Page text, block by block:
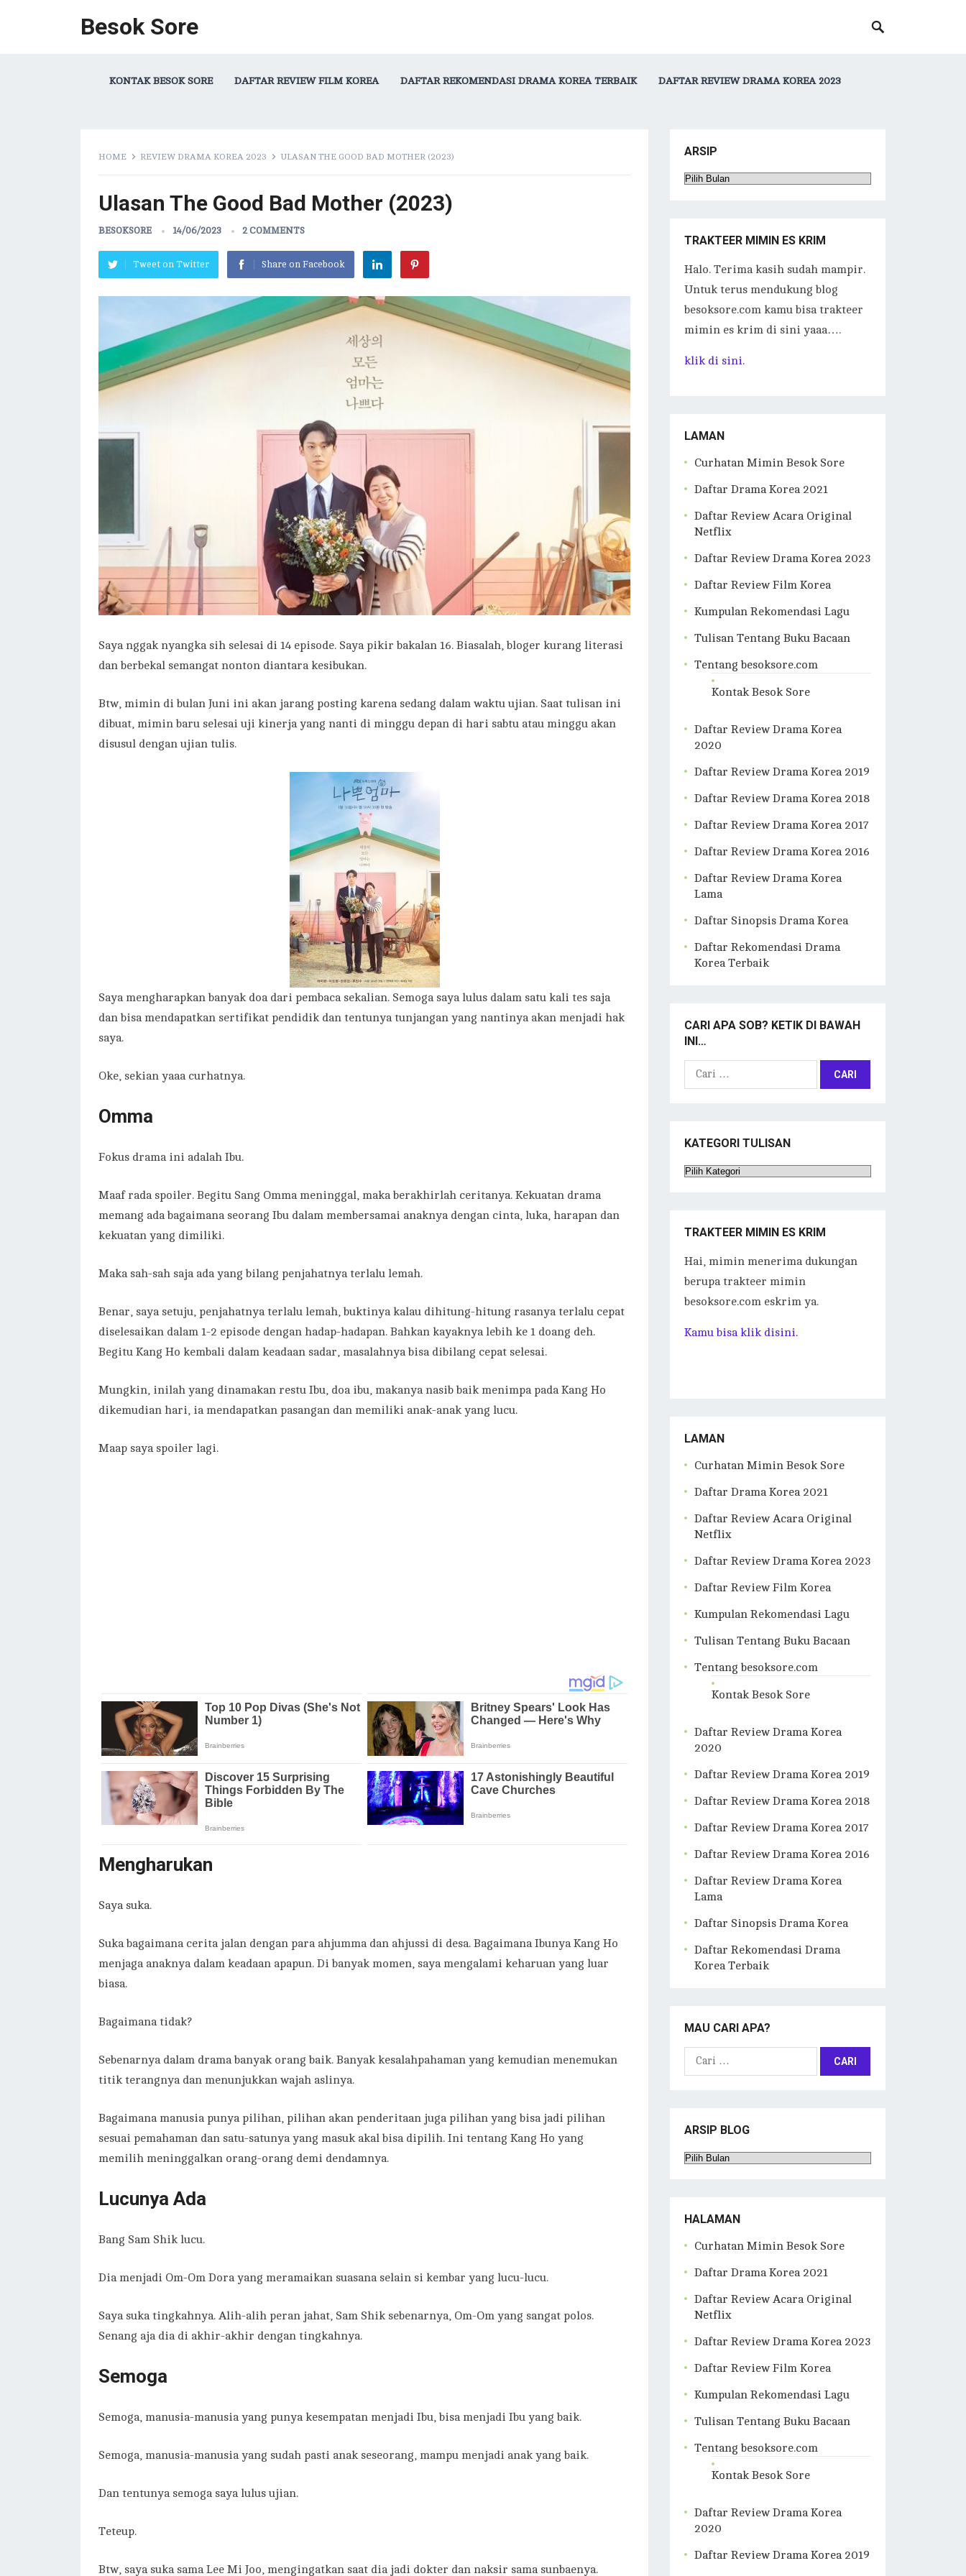
Besok Sore
KONTAK BESOK SORE DAFTAR REVIEW FILM KOREA DAFTAR REKOMENDASI DRAMA KOREA TERBAIK DAFTAR REVIEW DRAMA KOREA 2023
HOME REVIEW DRAMA KOREA 2023 ULASAN THE GOOD BAD MOTHER (2023)
Ulasan The Good Bad Mother (2023)
BESOKSORE 14/06/2023 2 COMMENTS
Tweet on Twitter Share on Facebook
Saya nggak nyangka sih selesai di 14 episode. Saya pikir bakalan 16. Biasalah, bloger kurang literasi
dan berbekal semangat nonton diantara kesibukan.
Btw, mimin di bulan Juni ini akan jarang posting karena sedang dalam waktu ujian. Saat tulisan ini
dibuat, mimin baru selesai uji kinerja yang nanti di minggu depan di hari sabtu atau minggu akan
disusul dengan ujian tulis.
Saya mengharapkan banyak doa dari pembaca sekalian. Semoga saya lulus dalam satu kali tes saja
dan bisa mendapatkan sertifikat pendidik dan tentunya tunjangan yang nantinya akan menjadi hak
saya.
Oke, sekian yaaa curhatnya.
Omma
Fokus drama ini adalah Ibu.
Maaf rada spoiler. Begitu Sang Omma meninggal, maka berakhirlah ceritanya. Kekuatan drama
memang ada bagaimana seorang Ibu dalam membersamai anaknya dengan cinta, luka, harapan dan
kekuatan yang dimiliki.
Maka sah-sah saja ada yang bilang penjahatnya terlalu lemah.
Benar, saya setuju, penjahatnya terlalu lemah, buktinya kalau dihitung-hitung rasanya terlalu cepat
diselesaikan dalam 1-2 episode dengan hadap-hadapan. Bahkan kayaknya lebih ke 1 doang deh.
Begitu Kang Ho kembali dalam keadaan sadar, masalahnya bisa dibilang cepat selesai.
Mungkin, inilah yang dinamakan restu Ibu, doa ibu, makanya nasib baik menimpa pada Kang Ho
dikemudian hari, ia mendapatkan pasangan dan memiliki anak-anak yang lucu.
Maap saya spoiler lagi.
Mengharukan
Saya suka.
Suka bagaimana cerita jalan dengan para ahjumma dan ahjussi di desa. Bagaimana Ibunya Kang Ho
menjaga anaknya dalam keadaan apapun. Di banyak momen, saya mengalami keharuan yang luar
biasa.
Bagaimana tidak?
Sebenarnya dalam drama banyak orang baik. Banyak kesalahpahaman yang kemudian menemukan
titik terangnya dan menunjukkan wajah aslinya.
Bagaimana manusia punya pilihan, pilihan akan penderitaan juga pilihan yang bisa jadi pilihan
sesuai pemahaman dan satu-satunya yang masuk akal bisa dipilih. Ini tentang Kang Ho yang
memilih meninggalkan orang-orang demi dendamnya.
Lucunya Ada
Bang Sam Shik lucu.
Dia menjadi Om-Om Dora yang meramaikan suasana selain si kembar yang lucu-lucu.
Saya suka tingkahnya. Alih-alih peran jahat, Sam Shik sebenarnya, Om-Om yang sangat polos.
Senang aja dia di akhir-akhir dengan tingkahnya.
Semoga
Semoga, manusia-manusia yang punya kesempatan menjadi Ibu, bisa menjadi Ibu yang baik.
Semoga, manusia-manusia yang sudah pasti anak seseorang, mampu menjadi anak yang baik.
Dan tentunya semoga saya lulus ujian.
Teteup.
Btw, saya suka sama Lee Mi Joo, mengingatkan saat dia jadi dokter dan naksir sama sunbaenya.
ARSIP
Arsip
TRAKTEER MIMIN ES KRIM
Halo. Terima kasih sudah mampir.
Untuk terus mendukung blog
besoksore.com kamu bisa trakteer
mimin es krim di sini yaaa….
klik di sini.
LAMAN
Curhatan Mimin Besok Sore
Daftar Drama Korea 2021
Daftar Review Acara Original
Netflix
Daftar Review Drama Korea 2023
Daftar Review Film Korea
Kumpulan Rekomendasi Lagu
Tulisan Tentang Buku Bacaan
Tentang besoksore.com
Kontak Besok Sore
Daftar Review Drama Korea
2020
Daftar Review Drama Korea 2019
Daftar Review Drama Korea 2018
Daftar Review Drama Korea 2017
Daftar Review Drama Korea 2016
Daftar Review Drama Korea
Lama
Daftar Sinopsis Drama Korea
Daftar Rekomendasi Drama
Korea Terbaik
CARI APA SOB? KETIK DI BAWAH
INI…
Cari
KATEGORI TULISAN
Kategori
TRAKTEER MIMIN ES KRIM
Hai, mimin menerima dukungan
berupa trakteer mimin
besoksore.com eskrim ya.
Kamu bisa klik disini.
LAMAN
Curhatan Mimin Besok Sore
Daftar Drama Korea 2021
Daftar Review Acara Original
Netflix
Daftar Review Drama Korea 2023
Daftar Review Film Korea
Kumpulan Rekomendasi Lagu
Tulisan Tentang Buku Bacaan
Tentang besoksore.com
Kontak Besok Sore
Daftar Review Drama Korea
2020
Daftar Review Drama Korea 2019
Daftar Review Drama Korea 2018
Daftar Review Drama Korea 2017
Daftar Review Drama Korea 2016
Daftar Review Drama Korea
Lama
Daftar Sinopsis Drama Korea
Daftar Rekomendasi Drama
Korea Terbaik
MAU CARI APA?
Cari
ARSIP BLOG
Arsip
HALAMAN
Curhatan Mimin Besok Sore
Daftar Drama Korea 2021
Daftar Review Acara Original
Netflix
Daftar Review Drama Korea 2023
Daftar Review Film Korea
Kumpulan Rekomendasi Lagu
Tulisan Tentang Buku Bacaan
Tentang besoksore.com
Kontak Besok Sore
Daftar Review Drama Korea
2020
Daftar Review Drama Korea 2019